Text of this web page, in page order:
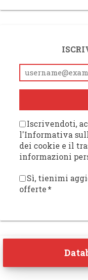
Iscrivendoti,
l'Informativa
dei cookie e il
informazioni
Sì, tienimi
offerte*